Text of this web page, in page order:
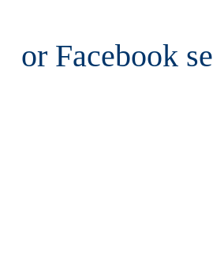
or Facebook